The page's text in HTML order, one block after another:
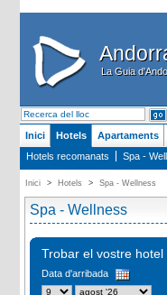
La Guia
La Guia
Inici Hotels Apartaments
Hotels recomanats
Spa -
Inici > Hotels > Spa - Wellness
Spa - Wellness
Trobar el vostre hotel
Data d'arribada